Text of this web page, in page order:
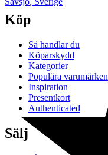
Köp
Så handlar du
Köparskydd
Kategorier
Populära varumärken
Inspiration
Presentkort
Authenticated
Sälj